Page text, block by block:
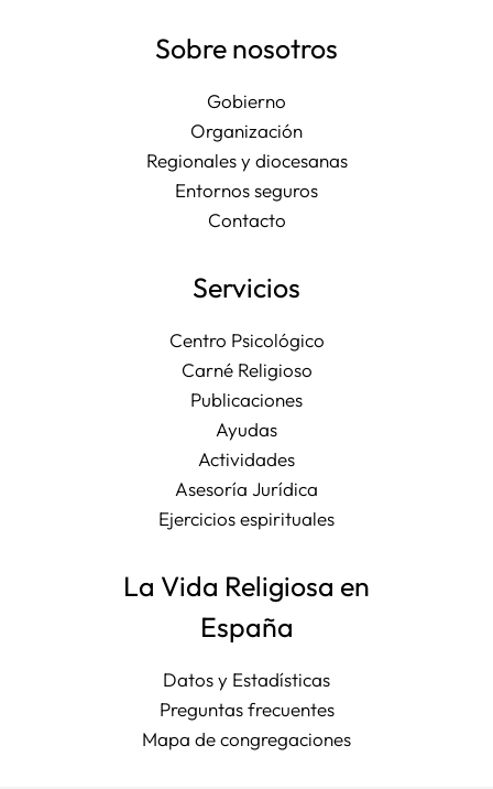
Sobre nosotros
Gobierno
Organización
Regionales y diocesanas
Entornos seguros
Contacto
Servicios
Centro Psicológico
Carné Religioso
Publicaciones
Ayudas
Actividades
Asesoría Jurídica
Ejercicios espirituales
La Vida Religiosa en
España
Datos y Estadísticas
Preguntas frecuentes
Mapa de congregaciones